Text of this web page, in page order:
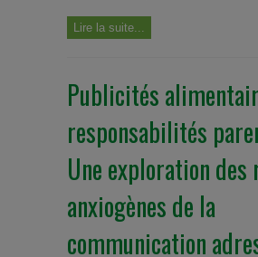
Lire la suite...
Publicités
responsabilités
Une exploration
anxiogènes de la
communication